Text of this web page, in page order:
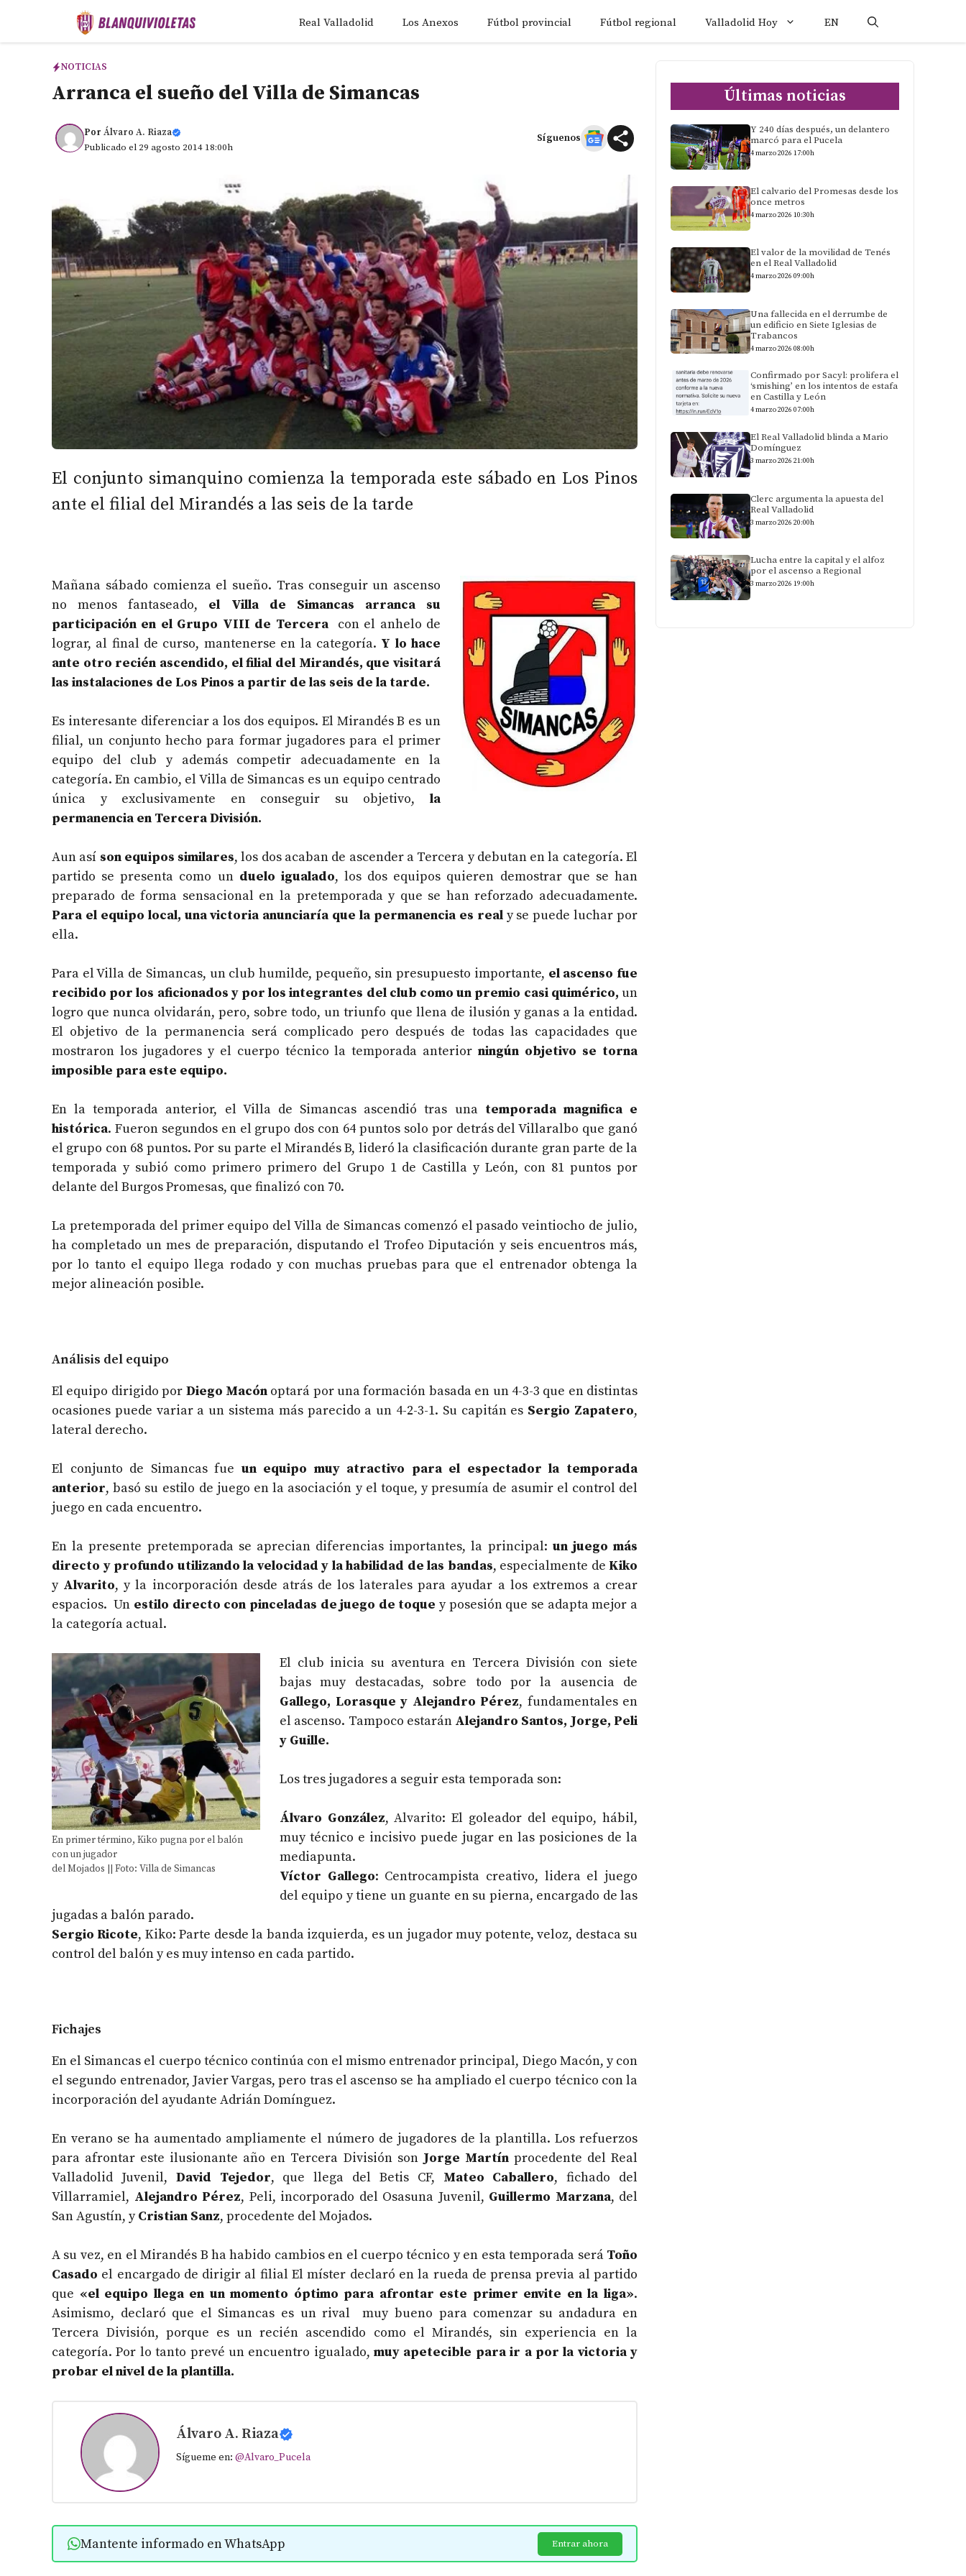
Real Valladolid Los Anexos Fútbol provincial Fútbol regional Valladolid Hoy EN
NOTICIAS
Arranca el sueño del Villa de Simancas
Por Álvaro A. Riaza
Publicado el 29 agosto 2014 18:00h
Síguenos
El conjunto simanquino comienza la temporada este sábado en Los Pinos
ante el filial del Mirandés a las seis de la tarde
Mañana sábado comienza el sueño. Tras conseguir un ascenso
no menos fantaseado, el Villa de Simancas arranca su
participación en el Grupo VIII de Tercera
con el anhelo de
lograr, al final de curso, mantenerse en la categoría. Y lo hace
ante otro recién ascendido, el filial del Mirandés, que visitará
las instalaciones de Los Pinos a partir de las seis de la tarde.
Es interesante diferenciar a los dos equipos. El Mirandés B es un
filial, un conjunto hecho para formar jugadores para el primer
equipo del club y además competir adecuadamente en la
categoría. En cambio, el Villa de Simancas es un equipo centrado
única y exclusivamente en conseguir su objetivo, la
permanencia en Tercera División.
Aun así son equipos similares, los dos acaban de ascender a Tercera y debutan en la categoría. El
partido se presenta como un duelo igualado, los dos equipos quieren demostrar que se han
preparado de forma sensacional en la pretemporada y que se han reforzado adecuadamente.
Para el equipo local, una victoria anunciaría que la permanencia es realy se puede luchar por
ella.
Para el Villa de Simancas, un club humilde, pequeño, sin presupuesto importante, el ascenso fue
recibido por los aficionados y por los integrantes del club como un premio casi quimérico, un
logro que nunca olvidarán, pero, sobre todo, un triunfo que llena de ilusión y ganas a la entidad.
El objetivo de la permanencia será complicado pero después de todas las capacidades que
mostraron los jugadores y el cuerpo técnico la temporada anteriorningún objetivo se torna
imposible para este equipo.
En la temporada anterior, el Villa de Simancas ascendió tras unatemporada magnifica e
histórica. Fueron segundos en el grupo dos con 64 puntos solo por detrás del Villaralbo que ganó
el grupo con 68 puntos. Por su parte el Mirandés B, lideró la clasificación durante gran parte de la
temporada y subió como primero primero del Grupo 1 de Castilla y León, con 81 puntos por
delante del Burgos Promesas, que finalizó con 70.
La pretemporada del primer equipo del Villa de Simancas comenzó el pasado veintiocho de julio,
ha completado un mes de preparación, disputando el Trofeo Diputación y seis encuentros más,
por lo tanto el equipo llega rodado y con muchas pruebas para que el entrenador obtenga la
mejor alineación posible.
Análisis del equipo
El equipo dirigido por Diego Macónoptará por una formación basada en un 4-3-3 que en distintas
ocasiones puede variar a un sistema más parecido a un 4-2-3-1. Su capitán es Sergio Zapatero,
lateral derecho.
El conjunto de Simancas fue un equipo muy atractivo para el espectador la temporada
anterior, basó su estilo de juego en la asociación y el toque, y presumía de asumir el control del
juego en cada encuentro.
En la presente pretemporada se aprecian diferencias importantes, la principal: un juego más
directo y profundo utilizando la velocidad y la habilidad de las bandas, especialmente de Kiko
yAlvarito, y la incorporación desde atrás de los laterales para ayudar a los extremos a crear
espacios. Un estilo directo con pinceladas de juego de toque y posesión que se adapta mejor a
la categoría actual.
En primer término, Kiko pugna por el balón
con un jugador
del Mojados || Foto: Villa de Simancas
El club inicia su aventura en Tercera División con siete
bajas muy destacadas, sobre todo por la ausencia de
Gallego, Lorasque y Alejandro Pérez, fundamentales en
el ascenso. Tampoco estarán Alejandro Santos, Jorge, Peli
y Guille.
Los tres jugadores a seguir esta temporada son:
Álvaro González,Alvarito: El goleador del equipo, hábil,
muy técnico e incisivo puede jugar en las posiciones de la
mediapunta.
Víctor Gallego: Centrocampista creativo, lidera el juego
del equipo y tiene un guante en su pierna, encargado de las
jugadas a balón parado.
Sergio Ricote, Kiko: Parte desde la banda izquierda, es un jugador muy potente, veloz, destaca su
control del balón y es muy intenso en cada partido.
Fichajes
En el Simancas el cuerpo técnico continúa con el mismo entrenador principal, Diego Macón, y con
el segundo entrenador, Javier Vargas, pero tras el ascenso se ha ampliado el cuerpo técnico con la
incorporación del ayudante Adrián Domínguez.
En verano se ha aumentado ampliamente el número de jugadores de la plantilla. Los refuerzos
para afrontar este ilusionante año en Tercera División son Jorge Martínprocedente del Real
Valladolid Juvenil, David Tejedor, que llega del Betis CF, Mateo Caballero, fichado del
Villarramiel, Alejandro Pérez, Peli, incorporado del Osasuna Juvenil, Guillermo Marzana, del
San Agustín, yCristian Sanz, procedente del Mojados.
A su vez, en el Mirandés B ha habido cambios en el cuerpo técnico y en esta temporada será Toño
Casado el encargado de dirigir al filial El míster declaró en la rueda de prensa previa al partido
que «el equipo llega en un momento óptimo para afrontar este primer envite en la liga».
Asimismo, declaró que el Simancas es un rival muy bueno para comenzar su andadura en
Tercera División, porque es un recién ascendido como el Mirandés, sin experiencia en la
categoría. Por lo tanto prevé un encuentro igualado, muy apetecible para ir a por la victoria y
probar el nivel de la plantilla.
Álvaro A. Riaza
Sígueme en: @Alvaro_Pucela
Mantente informado en WhatsApp Entrar ahora
Últimas noticias
Y 240 días después, un delantero
marcó para el Pucela
4 marzo 2026 17:00h
El calvario del Promesas desde los
once metros
4 marzo 2026 10:30h
El valor de la movilidad de Tenés
en el Real Valladolid
4 marzo 2026 09:00h
Una fallecida en el derrumbe de
un edificio en Siete Iglesias de
Trabancos
4 marzo 2026 08:00h
Confirmado por Sacyl: prolifera el
‘smishing’ en los intentos de estafa
en Castilla y León
4 marzo 2026 07:00h
El Real Valladolid blinda a Mario
Domínguez
3 marzo 2026 21:00h
Clerc argumenta la apuesta del
Real Valladolid
3 marzo 2026 20:00h
Lucha entre la capital y el alfoz
por el ascenso a Regional
3 marzo 2026 19:00h